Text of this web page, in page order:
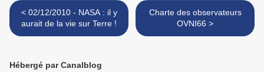
< 02/12/2010 - NASA : il y
aurait de la vie sur Terre !
Charte des observateurs
OVNI66 >
Hébergé par Canalblog